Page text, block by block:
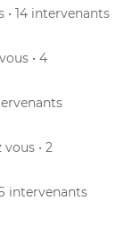
• 14 intervenants
• 4
vous • 2
6 intervenants